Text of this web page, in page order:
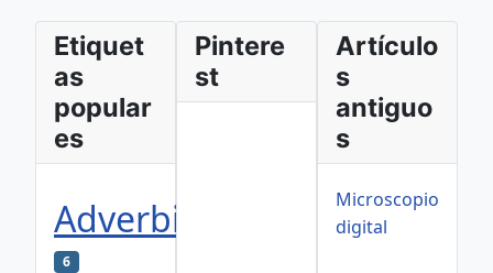
Etiquet
as
popular
es
Adverbios
6
Pintere
st
Artículo
s
antiguo
s
Microscopio
digital